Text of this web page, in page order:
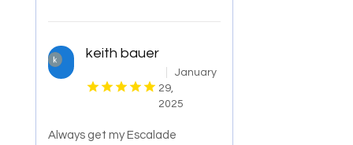
keith bauer
January
29,
2025
Always get my Escalade